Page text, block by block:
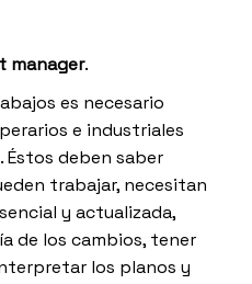
manager.
es necesario
e industriales
Éstos deben saber
trabajar, necesitan
y actualizada,
de los cambios, tener
los planos y